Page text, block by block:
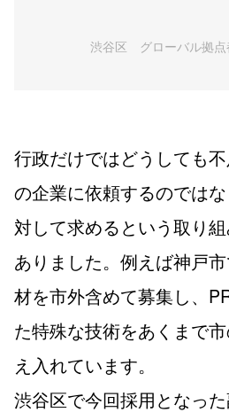
渋谷区 グローバル拠
行政だけではどうしても
の企業に依頼するのでは
対して求めるという取り
ありました。例えば神戸
材を市外含めて募集し、
た特殊な技術をあくまで
え入れています。
渋谷区で今回採用となっ